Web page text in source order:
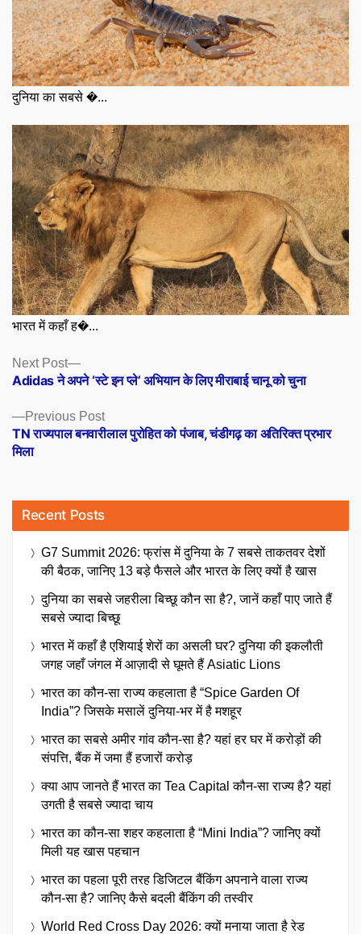
दुनिया का सबसे �...
भारत में कहाँ ह�...
Posts
navigation
Previous PostPrevious
post:
TN राज्यपाल बनवारीलाल पुरोहित को पंजाब, चंडीगढ़ का अतिरिक्त प्रभार
मिला
Next Post
Next
post:
Adidas ने अपने ‘स्टे इन प्ले’ अभियान के लिए मीराबाई चानू को चुना
Recent Posts
G7 Summit 2026: फ्रांस में दुनिया के 7 सबसे ताकतवर देशों
की बैठक, जानिए 13 बड़े फैसले और भारत के लिए क्यों है खास
दुनिया का सबसे जहरीला बिच्छू कौन सा है?, जानें कहाँ पाए जाते हैं
सबसे ज्यादा बिच्छू
भारत में कहाँ है एशियाई शेरों का असली घर? दुनिया की इकलौती
जगह जहाँ जंगल में आज़ादी से घूमते हैं Asiatic Lions
भारत का कौन-सा राज्य कहलाता है “Spice Garden Of
India”? जिसके मसालें दुनिया-भर में है मशहूर
भारत का सबसे अमीर गांव कौन-सा है? यहां हर घर में करोड़ों की
संपत्ति, बैंक में जमा हैं हजारों करोड़
क्या आप जानते हैं भारत का Tea Capital कौन-सा राज्य है? यहां
उगती है सबसे ज्यादा चाय
भारत का कौन-सा शहर कहलाता है “Mini India”? जानिए क्यों
मिली यह खास पहचान
भारत का पहला पूरी तरह डिजिटल बैंकिंग अपनाने वाला राज्य
कौन-सा है? जानिए कैसे बदली बैंकिंग की तस्वीर
World Red Cross Day 2026: क्यों मनाया जाता है रेड